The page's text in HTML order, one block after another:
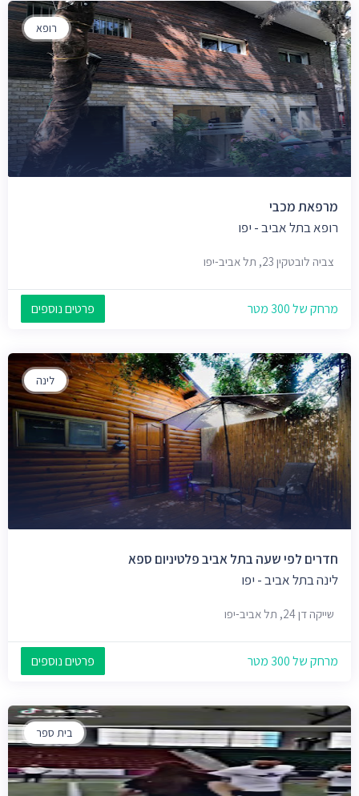
רופא
מרפאת מכבי
רופא בתל אביב - יפו
צביה לובטקין 23, תל אביב-יפו
מרחק של 300 מטר פרטים נוספים
לינה
חדרים לפי שעה בתל אביב פלטיניום ספא
לינה בתל אביב - יפו
שייקה דן 24, תל אביב-יפו
מרחק של 300 מטר פרטים נוספים
בית ספר